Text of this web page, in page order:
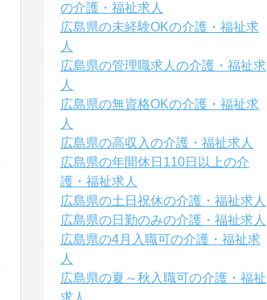
の介護・福祉求人
広島県の未経験OKの介護・福祉求
人
広島県の管理職求人の介護・福祉求
人
広島県の無資格OKの介護・福祉求
人
広島県の高収入の介護・福祉求人
広島県の年間休日110日以上の介
護・福祉求人
広島県の土日祝休の介護・福祉求人
広島県の日勤のみの介護・福祉求人
広島県の4月入職可の介護・福祉求
人
広島県の夏～秋入職可の介護・福祉
求人